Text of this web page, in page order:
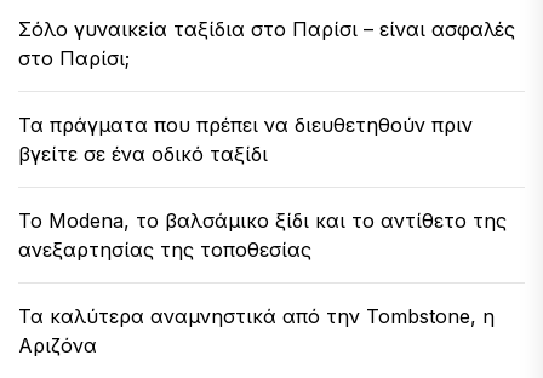
Σόλο γυναικεία ταξίδια στο Παρίσι – είναι ασφαλές
στο Παρίσι;
Τα πράγματα που πρέπει να διευθετηθούν πριν
βγείτε σε ένα οδικό ταξίδι
Το Modena, το βαλσάμικο ξίδι και το αντίθετο της
ανεξαρτησίας της τοποθεσίας
Τα καλύτερα αναμνηστικά από την Tombstone, η
Αριζόνα